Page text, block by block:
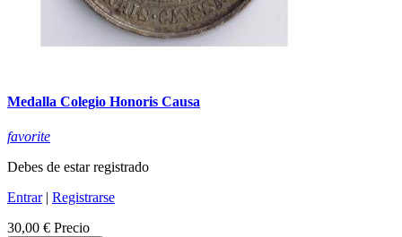
Medalla Colegio Honoris Causa
favorite
Debes de estar registrado
Entrar| Registrarse
30,00 € Precio